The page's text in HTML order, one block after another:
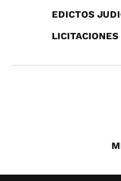
EDICTOS
LICITACIONES